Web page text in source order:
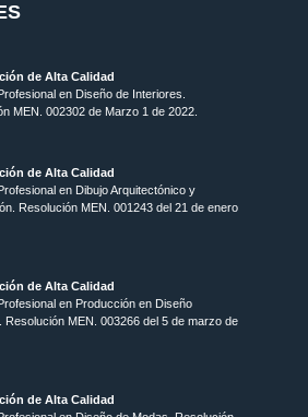
de Alta Calidad
en Diseño de Interiores.
MEN. 002302 de Marzo 1 de 2022.
de Alta Calidad
en Dibujo Arquitectónico y
Resolución MEN. 001243 del 21 de enero
de Alta Calidad
en Producción en Diseño
Resolución MEN. 003266 del 5 de marzo de
de Alta Calidad